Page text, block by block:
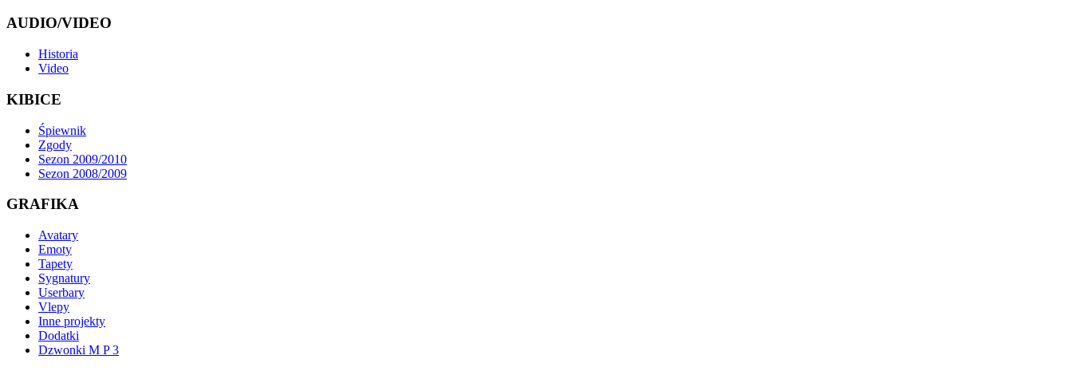
AUDIO/VIDEO
Historia
Video
KIBICE
Śpiewnik
Zgody
Sezon 2009/2010
Sezon 2008/2009
GRAFIKA
Avatary
Emoty
Tapety
Sygnatury
Userbary
Vlepy
Inne projekty
Dodatki
Dzwonki M P 3